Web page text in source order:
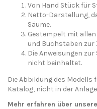
Von Hand Stück für
Netto-Darstellung,
Säume.
Gestempelt mit
und Buchstaben zur
Die Anweisungen
nicht beinhaltet.
Die Abbildung des Modells
Katalog, nicht in der
Mehr erfahren über